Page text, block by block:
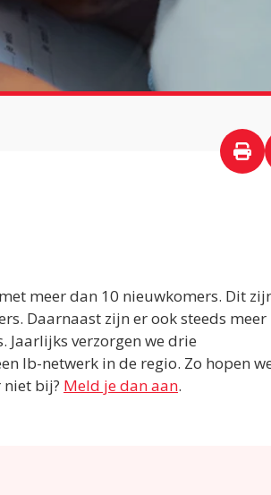
meer dan 10 nieuwkomers. Dit
Daarnaast zijn er ook steeds meer
Jaarlijks verzorgen we drie
Ib-netwerk in de regio. Zo hopen
niet bij? Meld je dan aan.